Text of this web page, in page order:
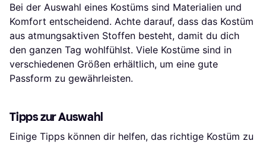
Bei der Auswahl eines Kostüms sind Materialien und
Komfort entscheidend. Achte darauf, dass das Kostüm
aus atmungsaktiven Stoffen besteht, damit du dich
den ganzen Tag wohlfühlst. Viele Kostüme sind in
verschiedenen Größen erhältlich, um eine gute
Passform zu gewährleisten.
Tipps zur Auswahl
Einige Tipps können dir helfen, das richtige Kostüm zu